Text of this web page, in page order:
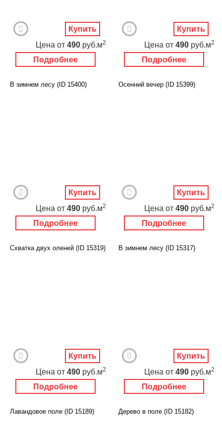
Подробнее
Цена от 490 руб.м2
Купить
Подробнее
Цена от 490 руб.м2
Купить
В зимнем лесу (ID 15400)
Подробнее
Цена от 490 руб.м2
Купить
Осенний вечер (ID 15399)
Подробнее
Цена от 490 руб.м2
Купить
Схватка двух оленей (ID 15319)
Подробнее
Цена от 490 руб.м2
Купить
В зимнем лесу (ID 15317)
Подробнее
Цена от 490 руб.м2
Купить
Лавандовое поле (ID 15189) Дерево в поле (ID 15182)